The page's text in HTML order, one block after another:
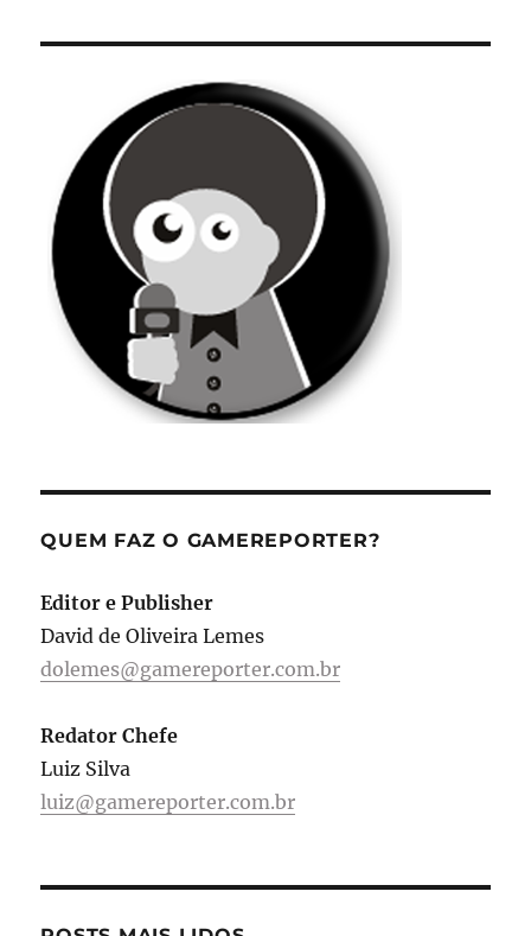
QUEM FAZ O GAMEREPORTER?
Editor e Publisher
David de Oliveira Lemes
dolemes@gamereporter.com.br
Redator Chefe
Luiz Silva
luiz@gamereporter.com.br